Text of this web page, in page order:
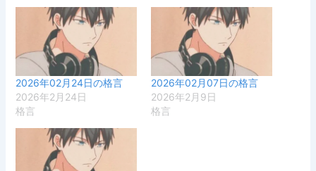
2026年02月24日の格言
2026年2月24日
格言
2026年02月07日の格言
2026年2月9日
格言